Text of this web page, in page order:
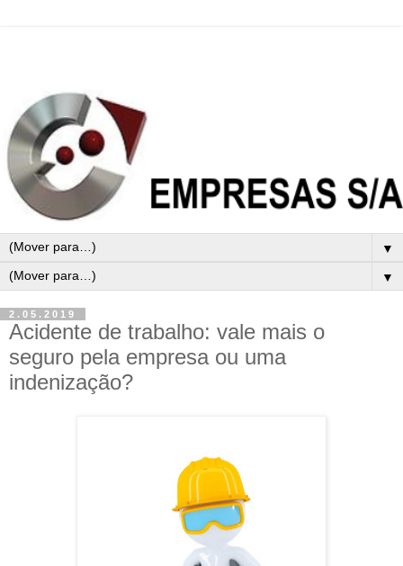
▼
▼
2.05.2019
Acidente de trabalho: vale mais o
seguro pela empresa ou uma
indenização?